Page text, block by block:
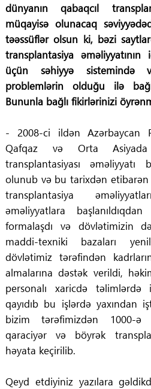
dünyanın qabaqcıl
müqayisə olunacaq
təəssüflər olsun ki, bəzi
transplantasiya
üçün səhiyyə sistemində
problemlərin olduğu ilə
Bununla bağlı fikirlərinizi
- 2008-ci ildən Azərbaycan
Qafqaz və Orta
transplantasiyası
olunub və bu tarixdən
transplantasiya
əməliyyatlara
formalaşdı və dövlətimizin
maddi-texniki bazaları
dövlətimiz tərəfindən
almalarına dəstək verildi,
personalı xaricdə təlimlərdə
qayıdıb bu işlərdə yaxından
bizim tərəfimizdən 1000-ə
qaraciyər və böyrək
həyata keçirilib.
Qeyd etdiyiniz yazılara